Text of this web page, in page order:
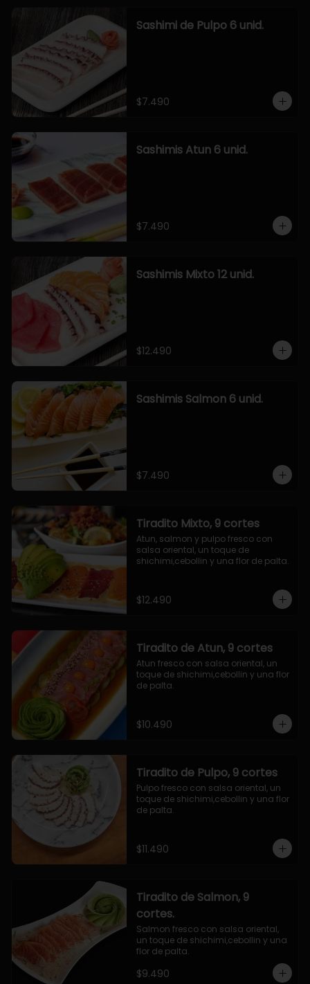
Sashimi de Pulpo 6 unid.
$7.490
Sashimis Atun 6 unid.
$7.490
Sashimis Mixto 12 unid.
$12.490
Sashimis Salmon 6 unid.
$7.490
Tiradito Mixto, 9 cortes
Atun, salmon y pulpo fresco con
salsa oriental, un toque de
shichimi,cebollin y una flor de palta.
$12.490
Tiradito de Atun, 9 cortes
Atun fresco con salsa oriental, un
toque de shichimi,cebollin y una flor
de palta.
$10.490
Tiradito de Pulpo, 9 cortes
Pulpo fresco con salsa oriental, un
toque de shichimi,cebollin y una flor
de palta.
$11.490
Tiradito de Salmon, 9
cortes.
Salmon fresco con salsa oriental,
un toque de shichimi,cebollin y una
flor de palta.
$9.490